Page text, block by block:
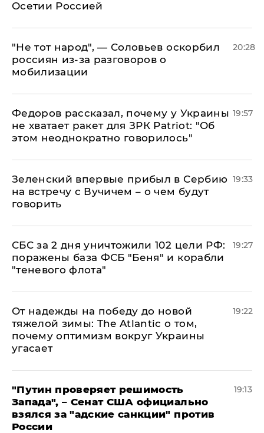
Осетии Россией
​"Не тот народ", — Соловьев оскорбил
россиян из-за разговоров о
мобилизации
20:28
Федоров рассказал, почему у Украины
не хватает ракет для ЗРК Patriot: "Об
этом неоднократно говорилось"
19:57
Зеленский впервые прибыл в Сербию
на встречу с Вучичем – о чем будут
говорить
19:33
СБС за 2 дня уничтожили 102 цели РФ:
поражены база ФСБ "Беня" и корабли
"теневого флота"
19:27
От надежды на победу до новой
тяжелой зимы: The Atlantic о том,
почему оптимизм вокруг Украины
угасает
19:22
"Путин проверяет решимость
Запада", – Сенат США официально
взялся за "адские санкции" против
России
19:13